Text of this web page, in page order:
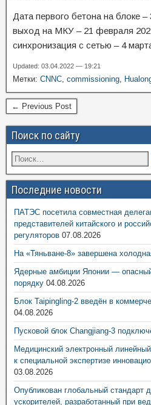
Дата первого бетона на блоке
выход на МКУ – 21 февраля
синхронизация с сетью – 4
Updated: 03.04.2022 — 19:21
Метки: CNNC, commissioning,
← Previous Post
Поиск по сайту
Последние новости
ПАТЭС посетила совместная
представителей китайского и
регуляторов 07.08.2026
На «Тяньване-8» завершена
Ядерные амбиции Японии —
порядку 04.08.2026
Блок Taipingling-2 введён в
04.08.2026
Пусковой блок Changjiang-3
Медицинский электронный
к специальной экспертизе
03.08.2026
Опубликован глобальный стандарт
ускорителей, разработанный при